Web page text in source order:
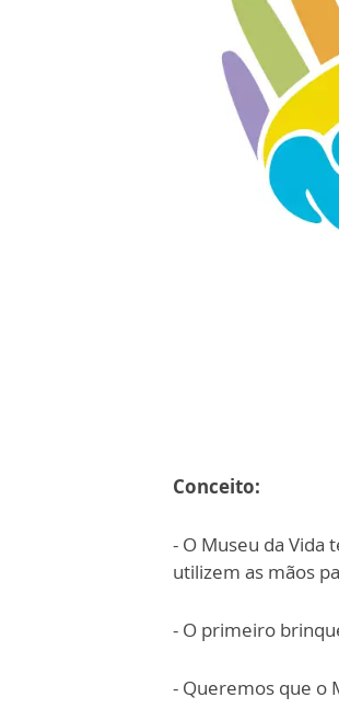
Conceito:
- O Museu da Vida
utilizem as mãos
- O primeiro
- Queremos que o